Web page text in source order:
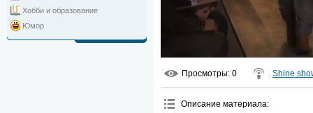
Хобби и образование
Юмор
Просмотры: 0 Shine
Описание материала: